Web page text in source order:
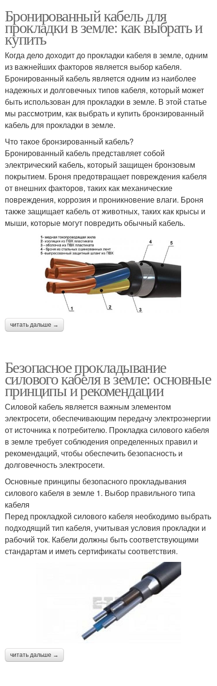
Бронированный кабель для
прокладки в земле: как выбрать и
купить
Когда дело доходит до прокладки кабеля в земле, одним
из важнейших факторов является выбор кабеля.
Бронированный кабель является одним из наиболее
надежных и долговечных типов кабеля, который может
быть использован для прокладки в земле. В этой статье
мы рассмотрим, как выбрать и купить бронзированный
кабель для прокладки в земле.
Что такое бронзированный кабель?
Бронированный кабель представляет собой
электрический кабель, который защищен бронзовым
покрытием. Броня предотвращает повреждения кабеля
от внешних факторов, таких как механические
повреждения, коррозия и проникновение влаги. Броня
также защищает кабель от животных, таких как крысы и
мыши, которые могут повредить обычный кабель.
читать дальше →
Безопасное прокладывание
силового кабеля в земле: основные
принципы и рекомендации
Силовой кабель является важным элементом
электросети, обеспечивающим передачу электроэнергии
от источника к потребителю. Прокладка силового кабеля
в земле требует соблюдения определенных правил и
рекомендаций, чтобы обеспечить безопасность и
долговечность электросети.
Основные принципы безопасного прокладывания
силового кабеля в земле 1. Выбор правильного типа
кабеля
Перед прокладкой силового кабеля необходимо выбрать
подходящий тип кабеля, учитывая условия прокладки и
рабочий ток. Кабели должны быть соответствующими
стандартам и иметь сертификаты соответствия.
читать дальше →